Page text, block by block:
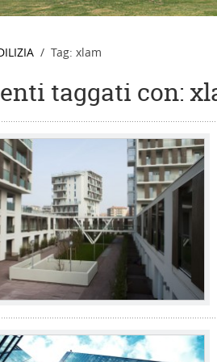
Tag: xlam
taggati con: